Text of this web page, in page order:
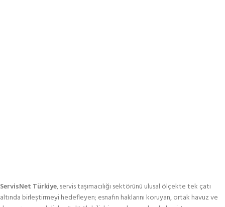
ServisNet Türkiye, servis taşımacılığı sektörünü ulusal ölçekte tek çatı
altında birleştirmeyi hedefleyen; esnafın haklarını koruyan, ortak havuz ve